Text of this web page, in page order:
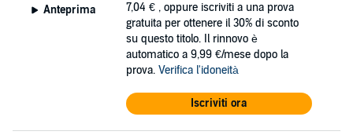
Anteprima 7,04 € , oppure iscriviti a una prova
gratuita per ottenere il 30% di sconto
su questo titolo. Il rinnovo è
automatico a 9,99 €/mese dopo la
prova. Verifica l'idoneità
Iscriviti ora